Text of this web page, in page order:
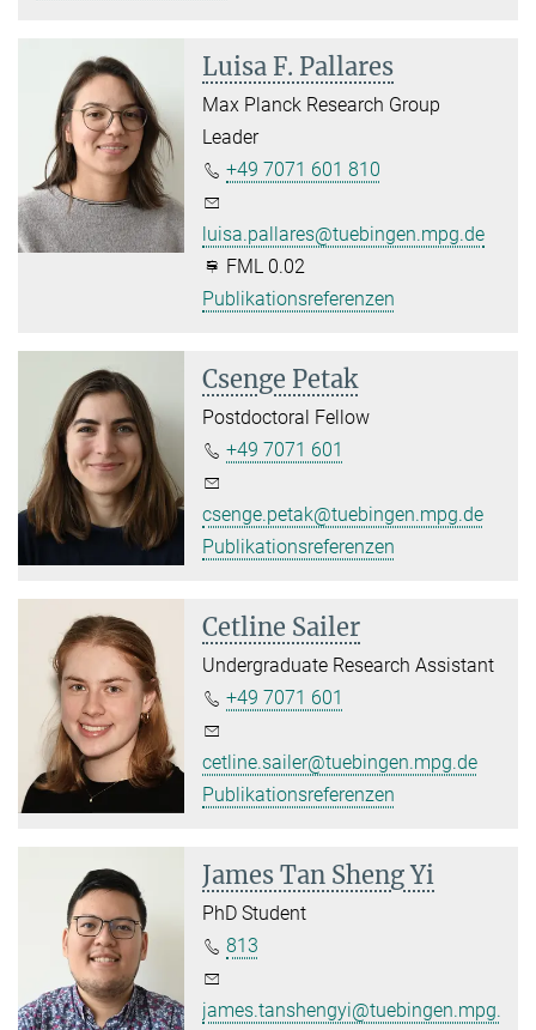
Luisa F. Pallares
Max Planck Research Group
Leader
+49 7071 601 810
luisa.pallares@tuebingen.mpg.de
FML 0.02
Publikationsreferenzen
Csenge Petak
Postdoctoral Fellow
+49 7071 601
csenge.petak@tuebingen.mpg.de
Publikationsreferenzen
Cetline Sailer
Undergraduate Research Assistant
+49 7071 601
cetline.sailer@tuebingen.mpg.de
Publikationsreferenzen
James Tan Sheng Yi
PhD Student
813
james.tanshengyi@tuebingen.mpg.de